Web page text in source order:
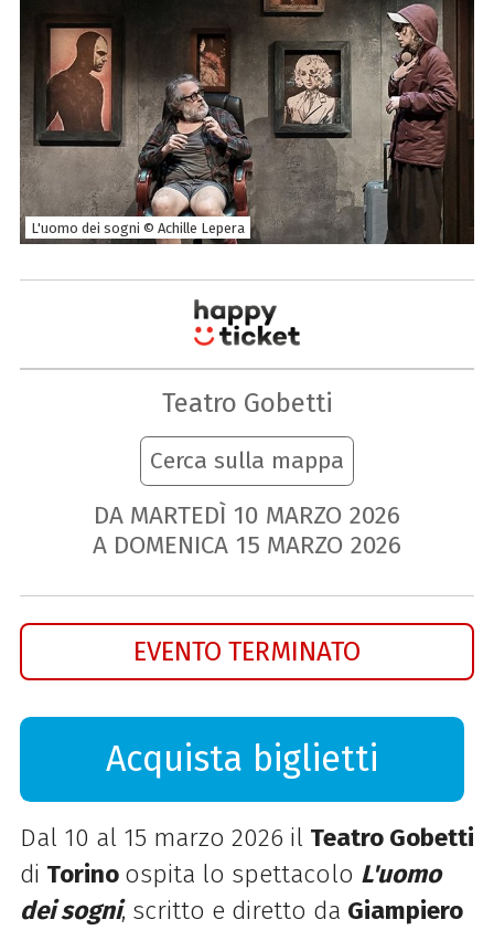
L'uomo dei sogni © Achille Lepera
Teatro Gobetti
Cerca sulla mappa
DA MARTEDÌ 10 MARZO 2026
A DOMENICA 15 MARZO 2026
EVENTO TERMINATO
Acquista biglietti
Dal 10 al 15 marzo 2026 il Teatro Gobetti
di Torino ospita lo spettacolo L'uomo
dei sogni, scritto e diretto da Giampiero